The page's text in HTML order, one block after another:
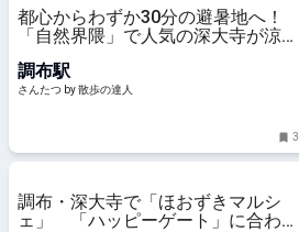
都心からわずか30分の避暑地へ！
「自然界隈」で人気の深大寺が涼し
散歩の達人
調布駅
さんたつ by 散歩の達人
3
調布・深大寺で「ほおずきマルシ
ェ」 「ハッピーゲート」に合わせ